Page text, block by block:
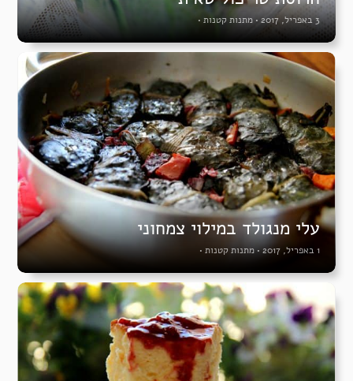
3 באפריל, 2017 • מתנות קטנות •
עלי מנגולד במילוי צמחוני
1 באפריל, 2017 •מתנות קטנות •